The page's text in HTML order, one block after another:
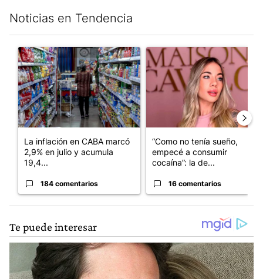
Noticias en Tendencia
Un artículo de tendencia con el título "La inflación en CABA
La inflación en CABA marcó
2,9% en julio y acumula
19,4...
184 comentarios
Un artículo de tendencia con
“Como no tenía sueño,
empecé a consumir
cocaína”: la de...
16 comentarios